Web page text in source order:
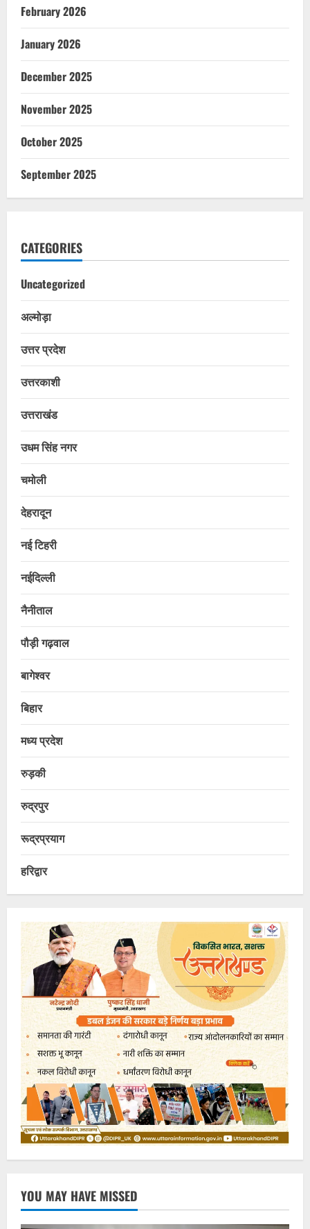
February 2026
January 2026
December 2025
November 2025
October 2025
September 2025
CATEGORIES
Uncategorized
अल्मोड़ा
उत्तर प्रदेश
उत्तरकाशी
उत्तराखंड
उधम सिंह नगर
चमोली
देहरादून
नई टिहरी
नईदिल्ली
नैनीताल
पौड़ी गढ़वाल
बागेश्वर
बिहार
मध्य प्रदेश
रुड़की
रुद्रपुर
रूद्रप्रयाग
हरिद्वार
YOU MAY HAVE MISSED